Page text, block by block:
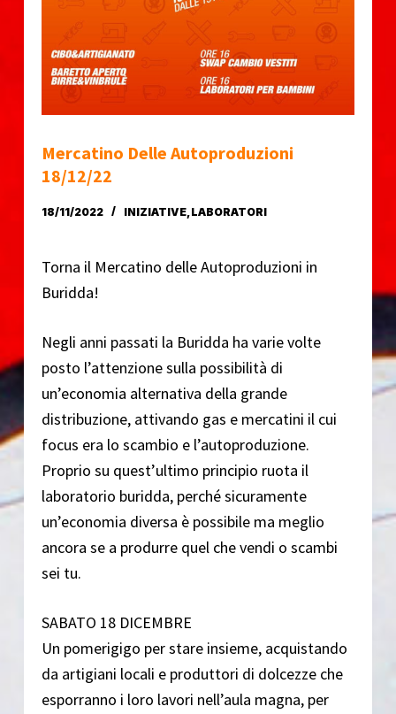
Mercatino Delle Autoproduzioni
18/12/22
18/11/2022 INIZIATIVE,LABORATORI
Torna il Mercatino delle Autoproduzioni in
Buridda!
Negli anni passati la Buridda ha varie volte
posto l’attenzione sulla possibilità di
un’economia alternativa della grande
distribuzione, attivando gas e mercatini il cui
focus era lo scambio e l’autoproduzione.
Proprio su quest’ultimo principio ruota il
laboratorio buridda, perché sicuramente
un’economia diversa è possibile ma meglio
ancora se a produrre quel che vendi o scambi
sei tu.
SABATO 18 DICEMBRE
Un pomerigigo per stare insieme, acquistando
da artigiani locali e produttori di dolcezze che
esporranno i loro lavori nell’aula magna, per